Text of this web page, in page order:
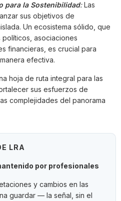
para la Sostenibilidad:Las
sus objetivos de
Un ecosistema sólido, que
asociaciones
financieras, es crucial para
efectiva.
hoja de ruta integral para las
sus esfuerzos de
complejidades del panorama
LRA
por profesionales
y cambios en las
guardar — la señal, sin el